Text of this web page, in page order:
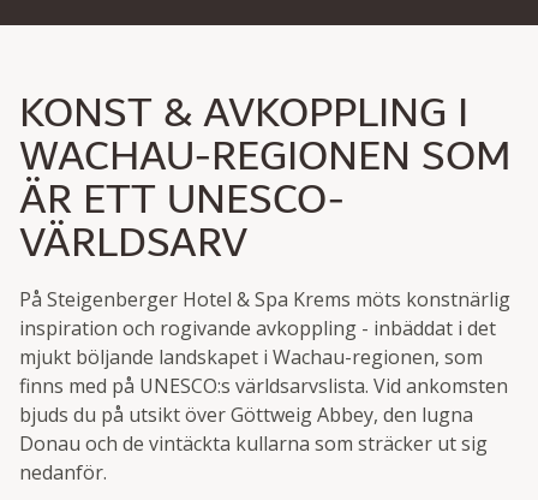
KONST & AVKOPPLING I
WACHAU-REGIONEN SOM
ÄR ETT UNESCO-
VÄRLDSARV
På Steigenberger Hotel & Spa Krems möts konstnärlig
inspiration och rogivande avkoppling - inbäddat i det
mjukt böljande landskapet i Wachau-regionen, som
finns med på UNESCO:s världsarvslista. Vid ankomsten
bjuds du på utsikt över Göttweig Abbey, den lugna
Donau och de vintäckta kullarna som sträcker ut sig
nedanför.